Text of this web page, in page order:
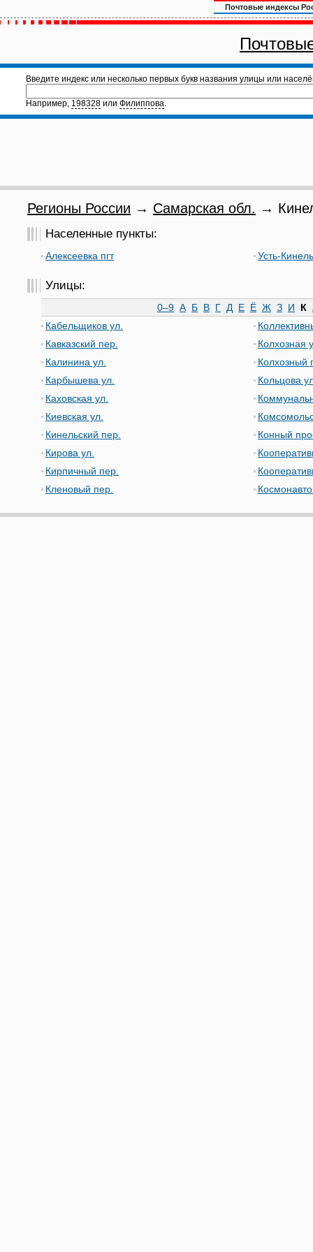
Почтовые индексы
Введите индекс или несколько первых букв названия улицы или
Например, 198328 или Филиппова.
Регионы России → Самарская обл. →
Населенные пункты:
Алексеевка пгт Усть-
Улицы:
0–9 А Б В Г Д Е Ё Ж З И К
Кабельщиков ул.
Кавказский пер.
Калинина ул.
Карбышева ул.
Каховская ул.
Киевская ул.
Кинельский пер.
Кирова ул.
Кирпичный пер.
Кленовый пер.
Колхозная
Колхозный
Кольцова
Конный